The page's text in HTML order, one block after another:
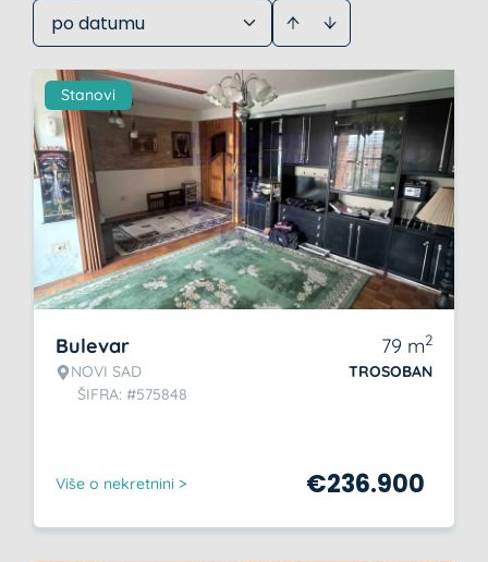
po datumu
Stanovi
Bulevar
NOVI SAD
ŠIFRA: #575848
79 m2
TROSOBAN
Više o nekretnini > €236.900